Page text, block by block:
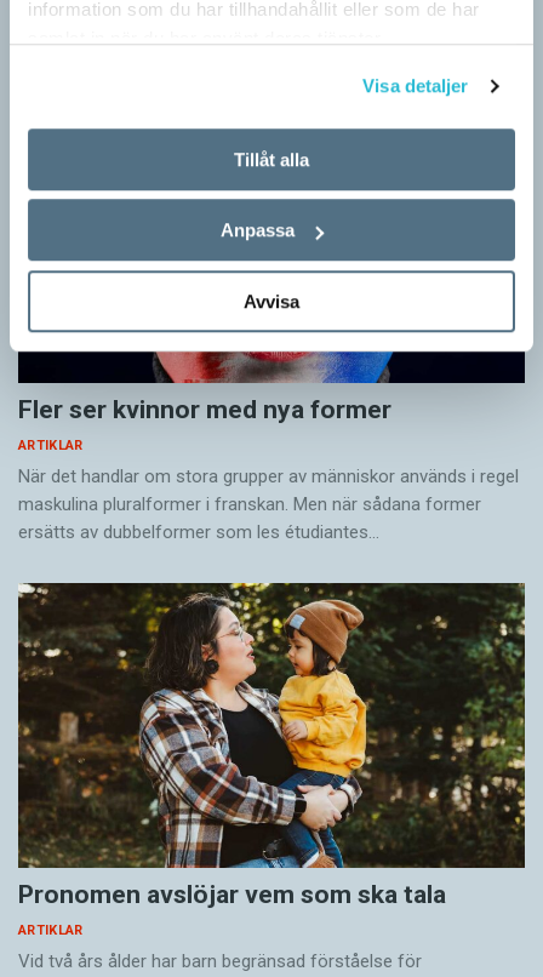
information som du har tillhandahållit eller som de har
Visa detaljer
Tillåt alla
Anpassa
Avvisa
att därefter få det rätta svaret. Det inslaget finns i flera
populära appar…
Fler ser kvinnor med nya former
ARTIKLAR
När det handlar om stora grupper av människor används i regel
maskulina pluralformer i franskan. Men när sådana ­former
ersätts av dubbel­former som les étudiantes…
Pronomen avslöjar vem som ska tala
ARTIKLAR
Vid två års ålder har barn begränsad förståelse för